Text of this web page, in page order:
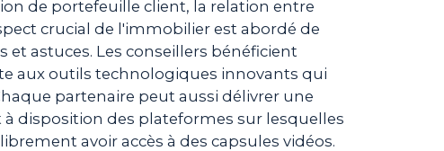
de portefeuille client, la relation entre
crucial de l'immobilier est abordé de
astuces. Les conseillers bénéficient
aux outils technologiques innovants qui
partenaire peut aussi délivrer une
disposition des plateformes sur lesquelles
avoir accès à des capsules vidéos.